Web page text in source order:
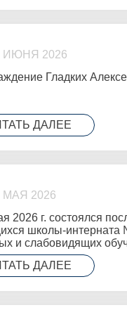
ИЮНЯ 2026
Гладких
ДАЛЕЕ
МАЯ 2026
2026 г. состоялся
школы-интерната
и слабовидящих
ДАЛЕЕ